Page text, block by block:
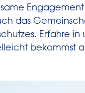
das
Erfahre in
bekommst